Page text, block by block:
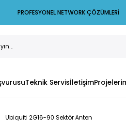
PROFESYONEL NETWORK ÇÖZÜMLERİ
Teknik Servisİletişim
Ubiquiti 2G16-90 Sektör Anten